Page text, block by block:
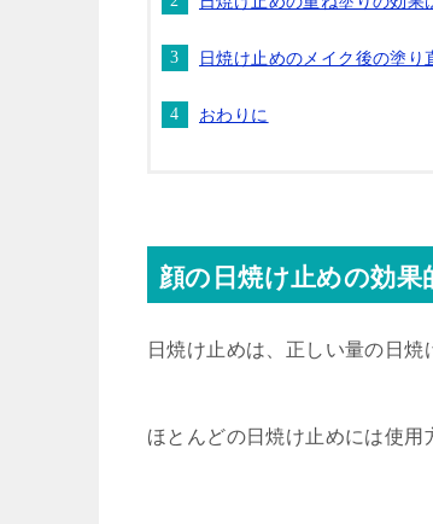
日焼け止めのメイク後の塗り
おわりに
顔の日焼け止めの効果
日焼け止めは、正しい量の日
ほとんどの日焼け止めには使用